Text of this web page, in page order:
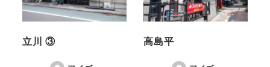
立川 ③ 高島平